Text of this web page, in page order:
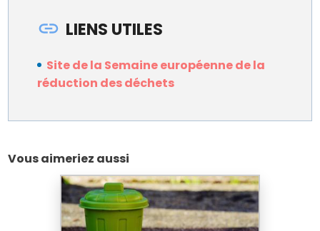
LIENS UTILES
Site de la Semaine européenne de la
réduction des déchets
Vous aimeriez aussi